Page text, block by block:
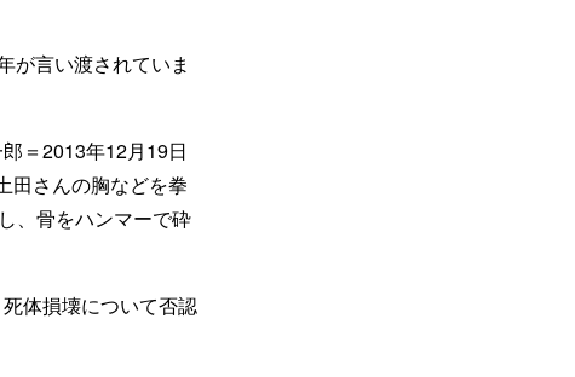
が言い渡されていま
＝2013年12月19日
田さんの胸などを拳
、骨をハンマーで砕
体損壊について否認